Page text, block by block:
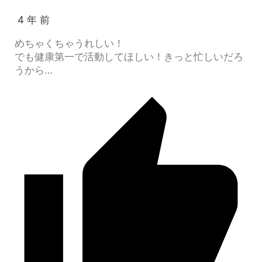
4 年 前
めちゃくちゃうれしい！
でも健康第一で活動してほしい！きっと忙しいだろ
うから…